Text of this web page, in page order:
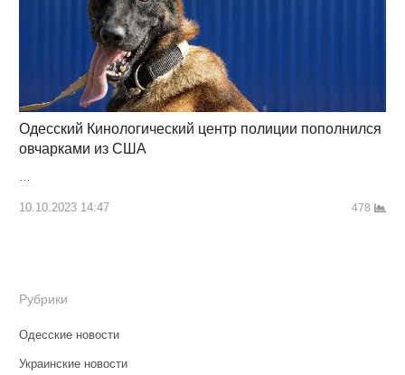
Одесский Кинологический центр полиции пополнился
овчарками из США
…
10.10.2023 14:47 478
Рубрики
Одесские новости
Украинские новости